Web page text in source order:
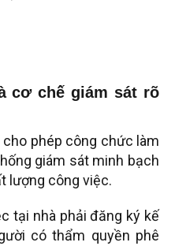
cơ chế giám sát rõ
phép công chức làm
giám sát minh bạch
lượng công việc.
tại nhà phải đăng ký kế
có thẩm quyền phê